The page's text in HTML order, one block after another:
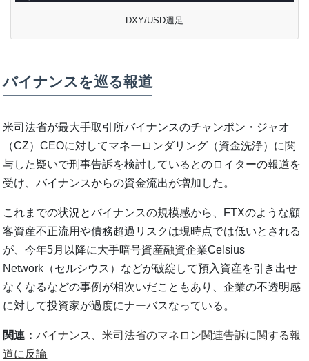
DXY/USD週足
バイナンスを巡る報道
米司法省が最大手取引所バイナンスのチャンポン・ジャオ
（CZ）CEOに対してマネーロンダリング（資金洗浄）に関
与した疑いで刑事告訴を検討しているとのロイターの報道を
受け、バイナンスからの資金流出が増加した。
これまでの状況とバイナンスの規模感から、FTXのような顧
客資産不正流用や債務超過リスクは現時点では低いとされる
が、今年5月以降に大手暗号資産融資企業Celsius
Network（セルシウス）などが破綻して預入資産を引き出せ
なくなるなどの事例が相次いだこともあり、企業の不透明感
に対して投資家が過度にナーバスなっている。
関連：バイナンス、米司法省のマネロン関連告訴に関する報
道に反論